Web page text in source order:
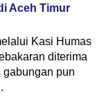
Aceh Timur
Kasi Humas
diterima
gabungan pun